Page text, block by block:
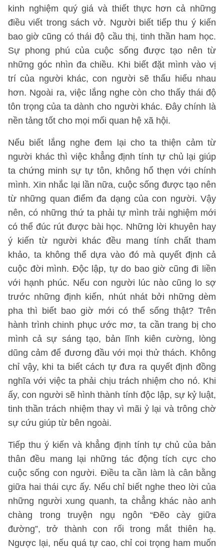
kinh nghiệm quý giá và thiết thực hơn cả những
điều viết trong sách vở. Người biết tiếp thu ý kiến
bao giờ cũng có thái độ cầu thị, tinh thần ham học.
Sự phong phú của cuộc sống được tạo nên từ
những góc nhìn đa chiều. Khi biết đặt mình vào vị
trí của người khác, con người sẽ thấu hiểu nhau
hơn. Ngoài ra, việc lắng nghe còn cho thấy thái độ
tôn trọng của ta dành cho người khác. Đây chính là
nền tảng tốt cho mọi mối quan hệ xã hội.
Nếu biết lắng nghe đem lại cho ta thiện cảm từ
người khác thì việc khẳng định tính tự chủ lại giúp
ta chứng minh sự tự tôn, không hổ thẹn với chính
mình. Xin nhắc lại lần nữa, cuộc sống được tạo nên
từ những quan điểm đa dạng của con người. Vậy
nên, có những thứ ta phải tự mình trải nghiệm mới
có thể đúc rút được bài học. Những lời khuyên hay
ý kiến từ người khác đều mang tính chất tham
khảo, ta không thể dựa vào đó mà quyết định cả
cuộc đời mình. Độc lập, tự do bao giờ cũng đi liền
với hạnh phúc. Nếu con người lúc nào cũng lo sợ
trước những định kiến, nhút nhát bởi những dèm
pha thì biết bao giờ mới có thể sống thật? Trên
hành trình chinh phục ước mơ, ta cần trang bị cho
mình cả sự sáng tạo, bản lĩnh kiên cường, lòng
dũng cảm để đương đầu với mọi thử thách. Không
chỉ vậy, khi ta biết cách tự đưa ra quyết định đồng
nghĩa với việc ta phải chịu trách nhiệm cho nó. Khi
ấy, con người sẽ hình thành tính độc lập, sự kỷ luật,
tinh thần trách nhiệm thay vì mãi ỷ lại và trông chờ
sự cứu giúp từ bên ngoài.
Tiếp thu ý kiến và khẳng định tính tự chủ của bản
thân đều mang lại những tác động tích cực cho
cuộc sống con người. Điều ta cần làm là cân bằng
giữa hai thái cực ấy. Nếu chỉ biết nghe theo lời của
những người xung quanh, ta chẳng khác nào anh
chàng trong truyện ngụ ngôn “Đẽo cày giữa
đường”, trở thành con rối trong mắt thiên hạ.
Ngược lại, nếu quá tự cao, chỉ coi trọng ham muốn